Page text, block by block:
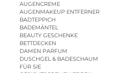
AUGENCREME
AUGENMAKEUP ENTFERNER
BADTEPPICH
BADEMÄNTEL
BEAUTY GESCHENKE
BETTDECKEN
DAMEN PARFUM
DUSCHGEL & BADESCHAUM
FÜR SIE